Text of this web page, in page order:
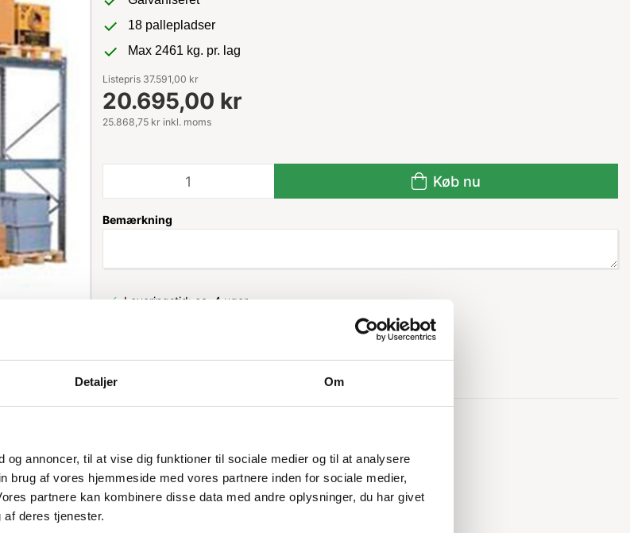
Detaljer Om
annoncer, til at vise dig funktioner til sociale medier og til at analysere
brug af vores hjemmeside med vores partnere inden for sociale medier,
partnere kan kombinere disse data med andre oplysninger, du har givet
deres tjenester.
18 pallepladser
Max 2461 kg. pr. lag
Listepris 37.591,00 kr
20.695,00 kr
25.868,75 kr inkl. moms
Køb nu
Bemærkning
Leveringstid: ca. 4 uger
holdbar og